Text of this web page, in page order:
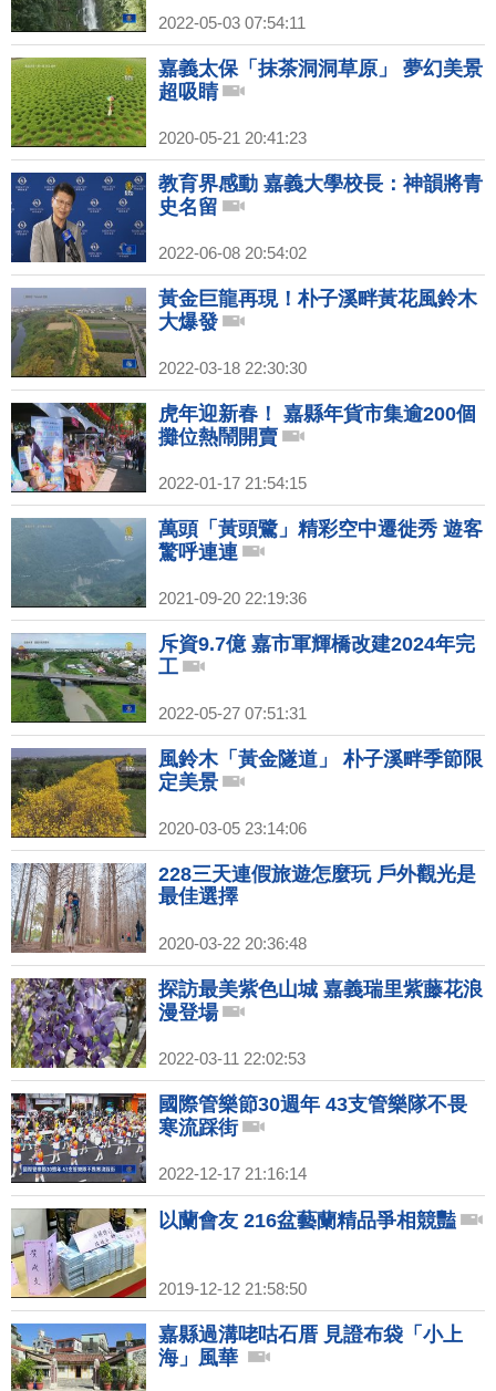
2022-05-03 07:54:11
嘉義太保「抹茶洞洞草原」 夢幻美景
超吸睛
2020-05-21 20:41:23
教育界感動 嘉義大學校長：神韻將青
史名留
2022-06-08 20:54:02
黃金巨龍再現！朴子溪畔黃花風鈴木
大爆發
2022-03-18 22:30:30
虎年迎新春！ 嘉縣年貨市集逾200個
攤位熱鬧開賣
2022-01-17 21:54:15
萬頭「黃頭鷺」精彩空中遷徙秀 遊客
驚呼連連
2021-09-20 22:19:36
斥資9.7億 嘉市軍輝橋改建2024年完
工
2022-05-27 07:51:31
風鈴木「黃金隧道」 朴子溪畔季節限
定美景
2020-03-05 23:14:06
228三天連假旅遊怎麼玩 戶外觀光是
最佳選擇
2020-03-22 20:36:48
探訪最美紫色山城 嘉義瑞里紫藤花浪
漫登場
2022-03-11 22:02:53
國際管樂節30週年 43支管樂隊不畏
寒流踩街
2022-12-17 21:16:14
以蘭會友 216盆藝蘭精品爭相競豔
2019-12-12 21:58:50
嘉縣過溝咾咕石厝 見證布袋「小上
海」風華